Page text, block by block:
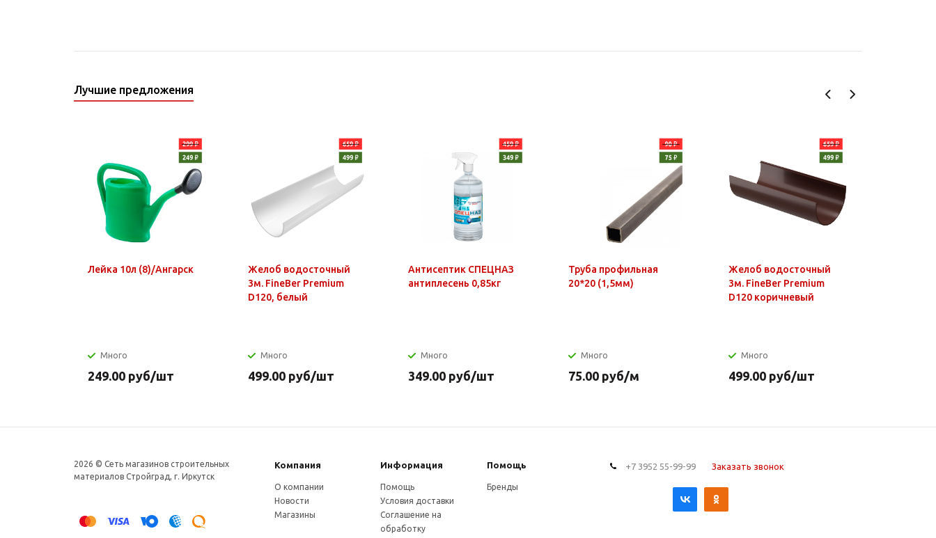
Лучшие предложения
Лейка 10л (8)/Ангарск
Много
249.00 руб/шт
Желоб водосточный
3м. FineBer Premium
D120, белый
Много
499.00 руб/шт
Антисептик СПЕЦНАЗ
антиплесень 0,85кг
Много
349.00 руб/шт
Труба профильная
20*20 (1,5мм)
Много
75.00 руб/м
Желоб водосточный
3м. FineBer Premium
D120 коричневый
Много
499.00 руб/шт
2026 © Сеть магазинов строительных
материалов Стройград, г. Иркутск
Компания Информация Помощь
О компании
Новости
Магазины
Помощь
Условия доставки
Соглашение на
обработку
Бренды
+7 3952 55-99-99 Заказать звонок